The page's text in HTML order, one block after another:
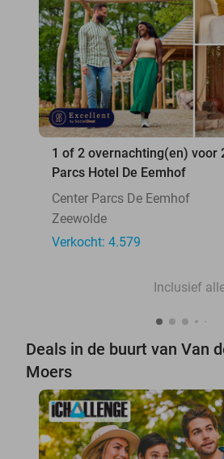
1 of 2 overnachting(en) voor
Parcs Hotel De Eemhof
Center Parcs De Eemhof
Zeewolde
Verkocht: 4.579
Inclusief
Deals in de buurt van Van
Moers